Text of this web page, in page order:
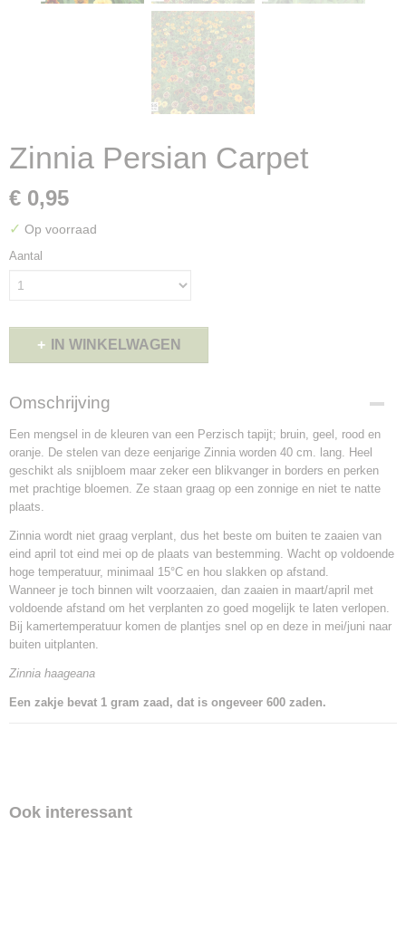
Zinnia Persian Carpet
€ 0,95
✓ Op voorraad
Aantal
IN WINKELWAGEN
Omschrijving
Een mengsel in de kleuren van een Perzisch tapijt; bruin, geel, rood en
oranje. De stelen van deze eenjarige Zinnia worden 40 cm. lang. Heel
geschikt als snijbloem maar zeker een blikvanger in borders en perken
met prachtige bloemen. Ze staan graag op een zonnige en niet te natte
plaats.
Zinnia wordt niet graag verplant, dus het beste om buiten te zaaien van
eind april tot eind mei op de plaats van bestemming. Wacht op voldoende
hoge temperatuur, minimaal 15°C en hou slakken op afstand.
Wanneer je toch binnen wilt voorzaaien, dan zaaien in maart/april met
voldoende afstand om het verplanten zo goed mogelijk te laten verlopen.
Bij kamertemperatuur komen de plantjes snel op en deze in mei/juni naar
buiten uitplanten.
Zinnia haageana
Een zakje bevat 1 gram zaad, dat is ongeveer 600 zaden.
Ook interessant